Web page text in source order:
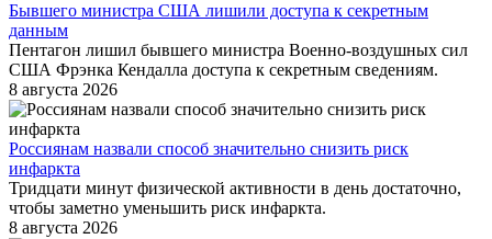
Бывшего министра США лишили доступа к секретным
данным
Пентагон лишил бывшего министра Военно-воздушных сил
США Фрэнка Кендалла доступа к секретным сведениям.
8 августа 2026
Россиянам назвали способ значительно снизить риск
инфаркта
Тридцати минут физической активности в день достаточно,
чтобы заметно уменьшить риск инфаркта.
8 августа 2026